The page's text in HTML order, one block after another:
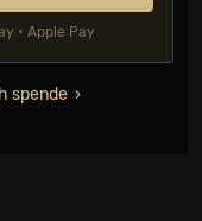
• Apple Pay
spende